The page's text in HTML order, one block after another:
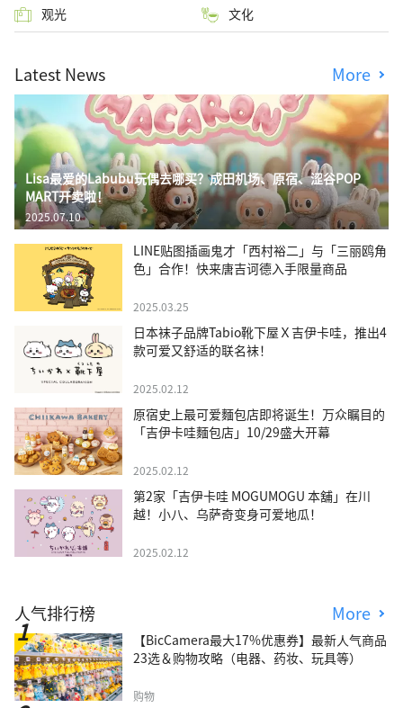
观光 文化
Latest News More
Lisa最爱的Labubu玩偶去哪买？成田机场、原宿、涩谷POP
MART开卖啦！
2025.07.10
LINE贴图插画鬼才「西村裕二」与「三丽鸥角
色」合作！快来唐吉诃德入手限量商品
2025.03.25
日本袜子品牌Tabio靴下屋Ｘ吉伊卡哇，推出4
款可爱又舒适的联名袜！
2025.02.12
原宿史上最可爱麵包店即将诞生！万众瞩目的
「吉伊卡哇麵包店」10/29盛大开幕
2025.02.12
第2家「吉伊卡哇 MOGUMOGU 本舖」在川
越！小八、乌萨奇变身可爱地瓜！
2025.02.12
人气排行榜 More
【BicCamera最大17%优惠券】最新人气商品
23选＆购物攻略（电器、药妆、玩具等）
购物